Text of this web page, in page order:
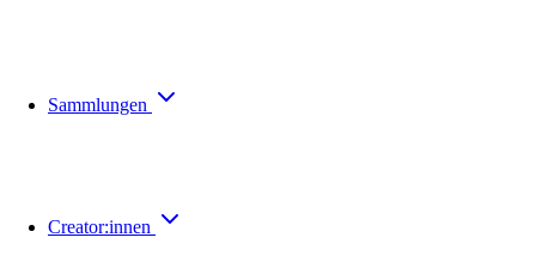
Sammlungen
Creator:innen